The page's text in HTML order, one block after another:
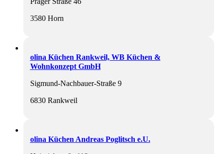
3580 Horn
olina Küchen Rankweil, WB Küchen &
Wohnkonzept GmbH
Sigmund-Nachbauer-Straße 9
6830 Rankweil
olina Küchen Andreas Poglitsch e.U.